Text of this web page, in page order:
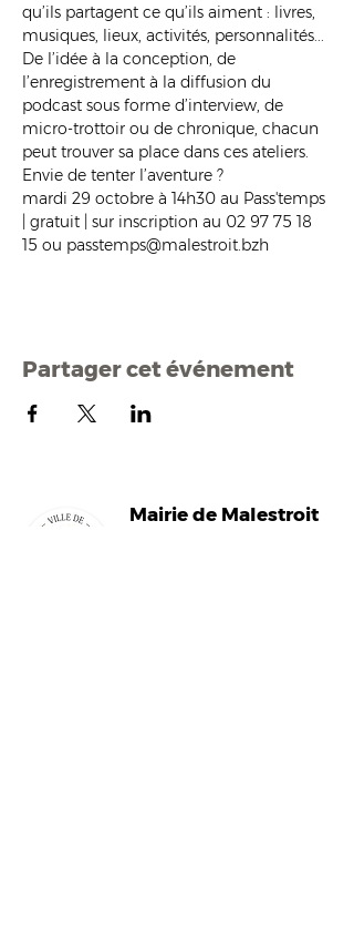
qu’ils partagent ce qu’ils aiment : livres,
musiques, lieux, activités, personnalités...
De l’idée à la conception, de
l’enregistrement à la diffusion du
podcast sous forme d’interview, de
micro-trottoir ou de chronique, chacun
peut trouver sa place dans ces ateliers.
Envie de tenter l’aventure ?
mardi 29 octobre à 14h30 au Pass'temps
| gratuit | sur inscription au 02 97 75 18
15 ou passtemps@malestroit.bzh
Partager cet événement
Mairie de Malestroit